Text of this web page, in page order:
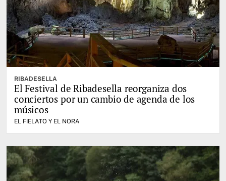
RIBADESELLA
El Festival de Ribadesella reorganiza dos
conciertos por un cambio de agenda de los
músicos
EL FIELATO Y EL NORA